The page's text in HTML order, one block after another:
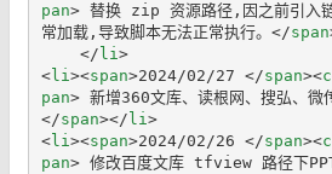
pan> 替换 zip 资源路径,因之前引入链
常加载,导致脚本无法正常执行。 </span
</ li>
<li><span>2024/02/27 </span><
pan> 新增360文库、读根网、搜弘、微
</span></ li>
<li><span>2024/02/26 </span><
pan> 修改百度文库 tfview 路径下PPT